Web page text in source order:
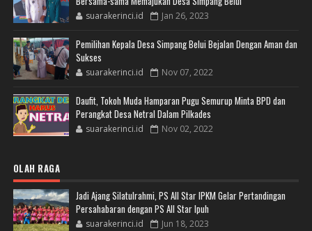
suarakerinci.id Jan 26, 2023
Pemilihan Kepala Desa Simpang Belui Bejalan Dengan Aman dan
Sukses
suarakerinci.id Nov 07, 2022
Daufit, Tokoh Muda Hamparan Pugu Semurup Minta BPD dan
Perangkat Desa Netral Dalam Pilkades
suarakerinci.id Nov 02, 2022
OLAH RAGA
Jadi Ajang Silatulrahmi, PS All Star IPKM Gelar Pertandingan
Persahabaran dengan PS All Star Ipuh
suarakerinci.id Jun 18, 2023